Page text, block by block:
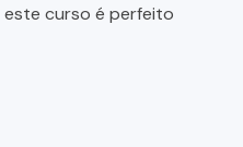
este curso é perfeito